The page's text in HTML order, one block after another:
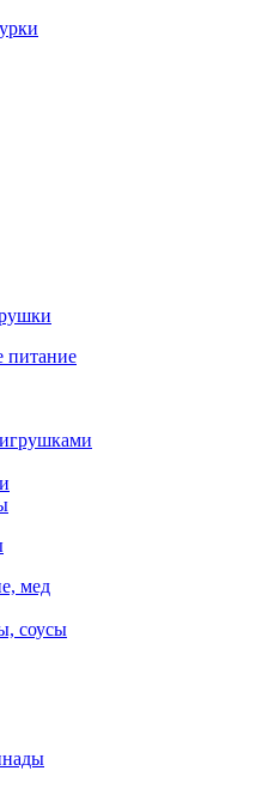
питание
мед
соусы